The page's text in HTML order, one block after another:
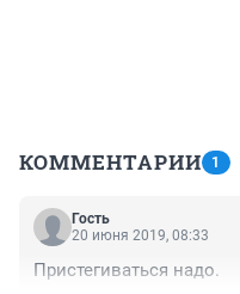
КОММЕНТАРИИ 1
Гость
20 июня 2019, 08:33
Пристегиваться надо.